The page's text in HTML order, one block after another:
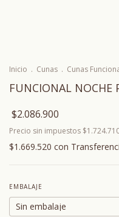
Inicio . Cunas . Cunas
FUNCIONAL NOCHE
$2.086.900
Precio sin impuestos
$1.669.520 con
EMBALAJE